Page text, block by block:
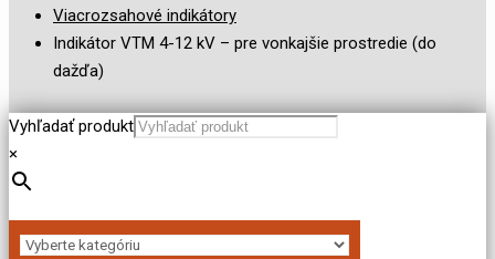
Viacrozsahové indikátory
Indikátor VTM 4-12 kV – pre vonkajšie prostredie (do
dažďa)
Vyhľadať produkt
×